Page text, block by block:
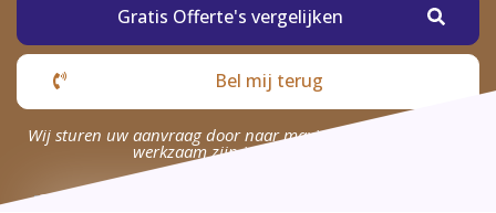
Gratis Offerte's vergelijken
Bel mij terug
Wij sturen uw aanvraag door naar maximaal 4 bedrijven die
werkzaam zijn in uw omgeving.